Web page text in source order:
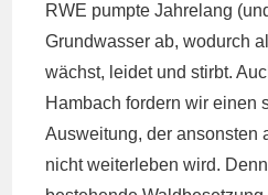
RWE pumpte Jahrelang
Grundwasser ab, wodurch
wächst, leidet und stirbt.
Hambach fordern wir einen
Ausweitung, der ansonsten
nicht weiterleben wird.